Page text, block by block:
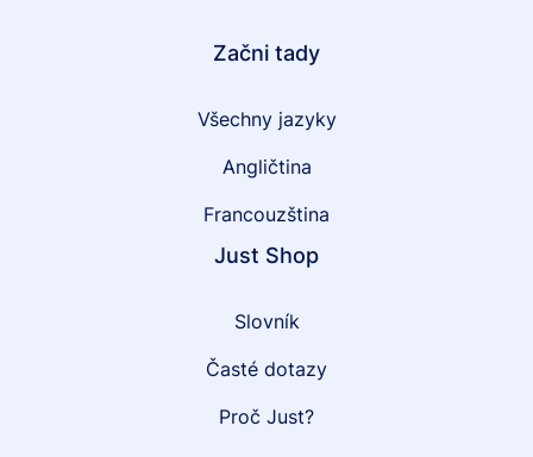
Začni tady
Všechny jazyky
Angličtina
Francouzština
Just Shop
Slovník
Časté dotazy
Proč Just?